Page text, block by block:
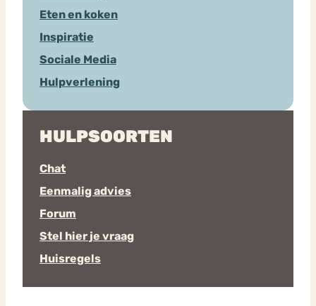
Eten en koken
Inspiratie
Sociale Media
Hulpverlening
HULPSOORTEN
Chat
Eenmalig advies
Forum
Stel hier je vraag
Huisregels